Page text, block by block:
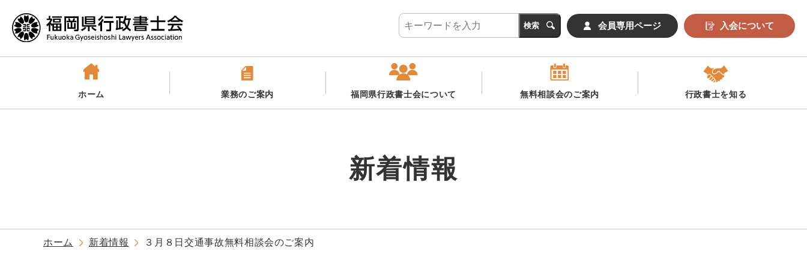
会員専用ページ 入会について
ホーム 業務のご案内 福岡県行政書士会について 無料相談会のご案内 行政書士を知る
新着情報
ホーム 新着情報 ３月８日交通事故無料相談会のご案内